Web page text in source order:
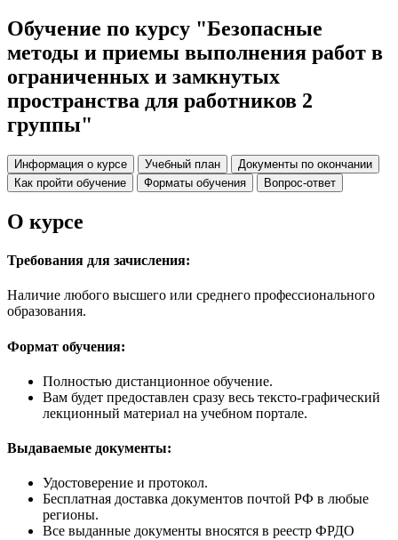
Обучение по курсу "Безопасные
методы и приемы выполнения работ в
ограниченных и замкнутых
пространства для работников 2
группы"
Информация о курсе Учебный план
Документы по окончании
Как пройти обучение
Форматы обучения Вопрос-ответ
О курсе
Требования для зачисления:
Наличие любого высшего или среднего профессионального
образования.
Формат обучения:
Полностью дистанционное обучение.
Вам будет предоставлен сразу весь тексто-графический
лекционный материал на учебном портале.
Выдаваемые документы:
Удостоверение и протокол.
Бесплатная доставка документов почтой РФ в любые
регионы.
Все выданные документы вносятся в реестр ФРДО